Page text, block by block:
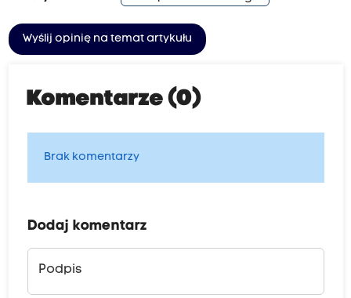
Wyślij opinię na temat artykułu
Komentarze (0)
Brak komentarzy
Dodaj komentarz
Podpis